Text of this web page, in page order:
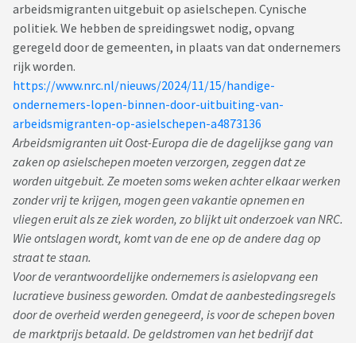
arbeidsmigranten uitgebuit op asielschepen. Cynische
politiek. We hebben de spreidingswet nodig, opvang
geregeld door de gemeenten, in plaats van dat ondernemers
rijk worden.
https://www.nrc.nl/nieuws/2024/11/15/handige-
ondernemers-lopen-binnen-door-uitbuiting-van-
arbeidsmigranten-op-asielschepen-a4873136
Arbeidsmigranten uit Oost-Europa die de dagelijkse gang van
zaken op asielschepen moeten verzorgen, zeggen dat ze
worden uitgebuit. Ze moeten soms weken achter elkaar werken
zonder vrij te krijgen, mogen geen vakantie opnemen en
vliegen eruit als ze ziek worden, zo blijkt uit onderzoek van NRC.
Wie ontslagen wordt, komt van de ene op de andere dag op
straat te staan.
Voor de verantwoordelijke ondernemers is asielopvang een
lucratieve business geworden. Omdat de aanbestedingsregels
door de overheid werden genegeerd, is voor de schepen boven
de marktprijs betaald. De geldstromen van het bedrijf dat